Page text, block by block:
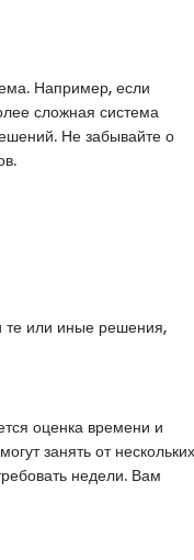
Например, если
сложная система
Не забывайте о
те или иные решения,
оценка времени и
занять от нескольких
недели. Вам